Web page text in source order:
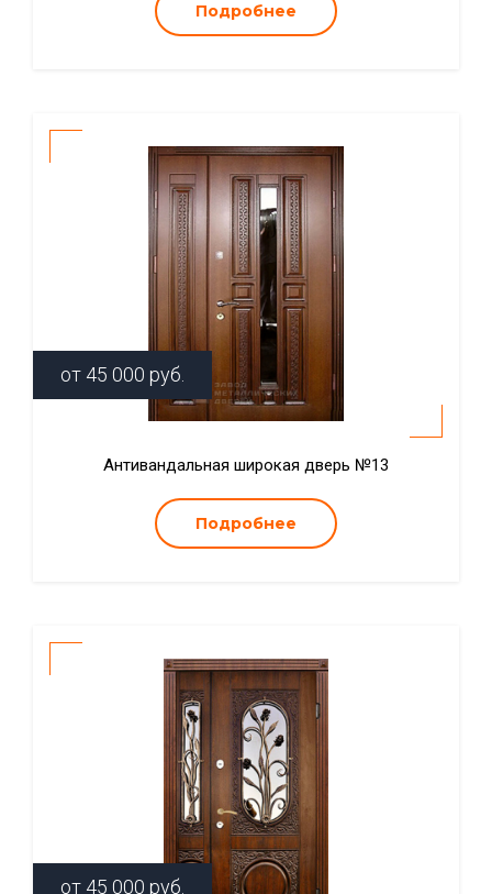
Подробнее
от 45 000 руб.
Антивандальная широкая дверь №13
Подробнее
от 45 000 руб.